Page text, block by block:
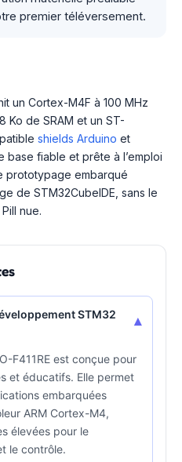
premier téléversement.
un Cortex-M4F à 100 MHz
Ko de SRAM et un ST-
shields Arduino et
base fiable et prête à l’emploi
prototypage embarqué
de STM32CubeIDE, sans le
nue.
STM32
▾
F411RE est conçue pour
et éducatifs. Elle permet
embarquées
ARM Cortex-M4,
élevées pour le
le contrôle.